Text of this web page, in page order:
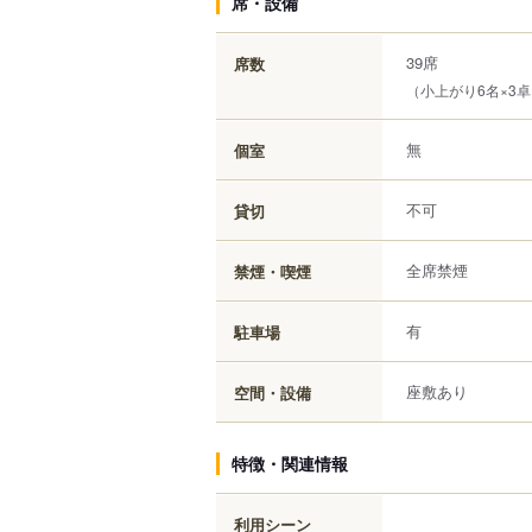
席数 39席
（小上がり6名×3
個室 無
貸切 不可
禁煙・喫煙 全席禁煙
駐車場 有
空間・設備 座敷あり
特徴・関連情報
利用シーン